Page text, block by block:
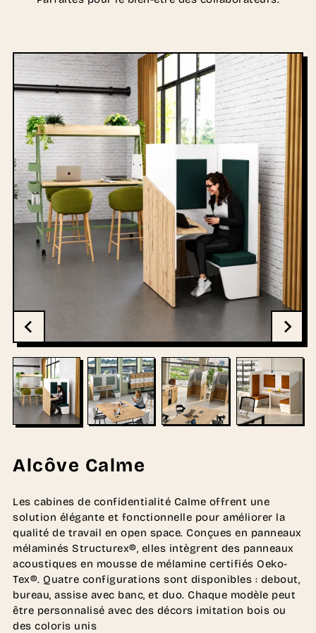
Alcôve Calme
Les cabines de confidentialité Calme offrent une
solution élégante et fonctionnelle pour améliorer la
qualité de travail en open space. Conçues en panneaux
mélaminés Structurex®, elles intègrent des panneaux
acoustiques en mousse de mélamine certifiés Oeko-
Tex®. Quatre configurations sont disponibles : debout,
bureau, assise avec banc, et duo. Chaque modèle peut
être personnalisé avec des décors imitation bois ou
des coloris unis